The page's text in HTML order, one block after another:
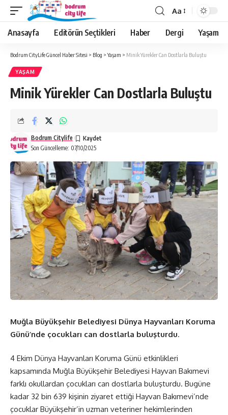
Aa
Anasayfa Editörün Seçtikleri Haber Dergi Yaşam
Bodrum CityLife Güncel Haber Sitesi > Blog >Yaşam > Minik Yürekler Can Dostlarla Buluştu
YAŞAM
Minik Yürekler Can Dostlarla Buluştu
Son Güncelleme: 07/10/2025
Bodrum Citylife
Muğla Büyükşehir Belediyesi Dünya Hayvanları Koruma
Günü’nde çocukları can dostlarla buluşturdu.
4 Ekim Dünya Hayvanları Koruma Günü etkinlikleri
kapsamında Muğla Büyükşehir Belediyesi Hayvan Bakımevi
farklı okullardan çocukları can dostlarla buluşturdu. Bugüne
kadar 32 bin 639 kişinin ziyaret ettiği Hayvan Bakımevi’nde
çocuklar Büyükşehir’in uzman veteriner hekimlerinden